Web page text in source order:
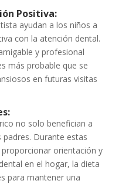
Positiva:
ayudan a los niños a
con la atención dental.
y profesional
más probable que se
en futuras visitas
no solo benefician a
Durante estas
orientación y
en el hogar, la dieta
para mantener una